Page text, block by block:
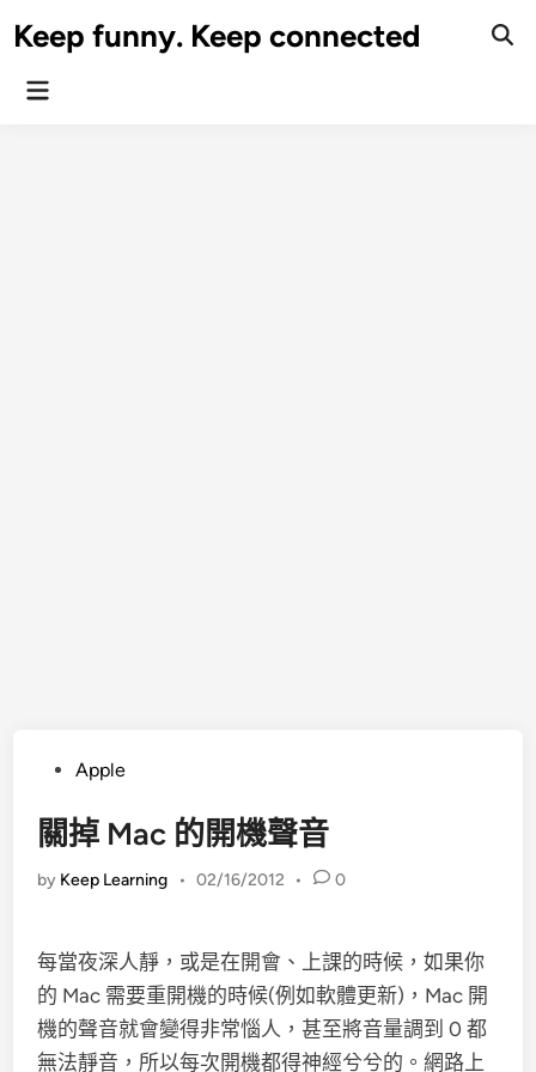
toKeep funny. Keep connected
Main
PostedApple
關掉 Mac 的開機聲音
by Keep Learning • 02/16/2012 • 0
每當夜深人靜，或是在開會、上課的時候，如果你
的 Mac 需要重開機的時候(例如軟體更新)，Mac 開
機的聲音就會變得非常惱人，甚至將音量調到 0 都
無法靜音，所以每次開機都得神經兮兮的。網路上